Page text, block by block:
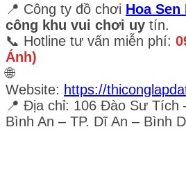
📍 Công ty đồ chơi Hoa Sen
công khu vui chơi uy tín.
📞 Hotline tư vấn miễn phí:
Ánh)
🌐
Website: https://
📍 Địa chỉ: 106 Đào Sư Tích
Bình An – TP. Dĩ An – Bình